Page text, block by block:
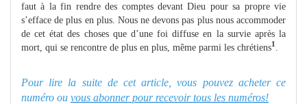
faut à la fin rendre des comptes devant Dieu pour sa propre vie
s’efface de plus en plus. Nous ne devons pas plus nous accommoder
de cet état des choses que d’une foi diffuse en la survie après la
mort, qui se rencontre de plus en plus, même parmi les chrétiens1
Pour lire la suite de cet article, vous pouvez acheter ce
numéro ou vous abonner pour recevoir tous les numéros!